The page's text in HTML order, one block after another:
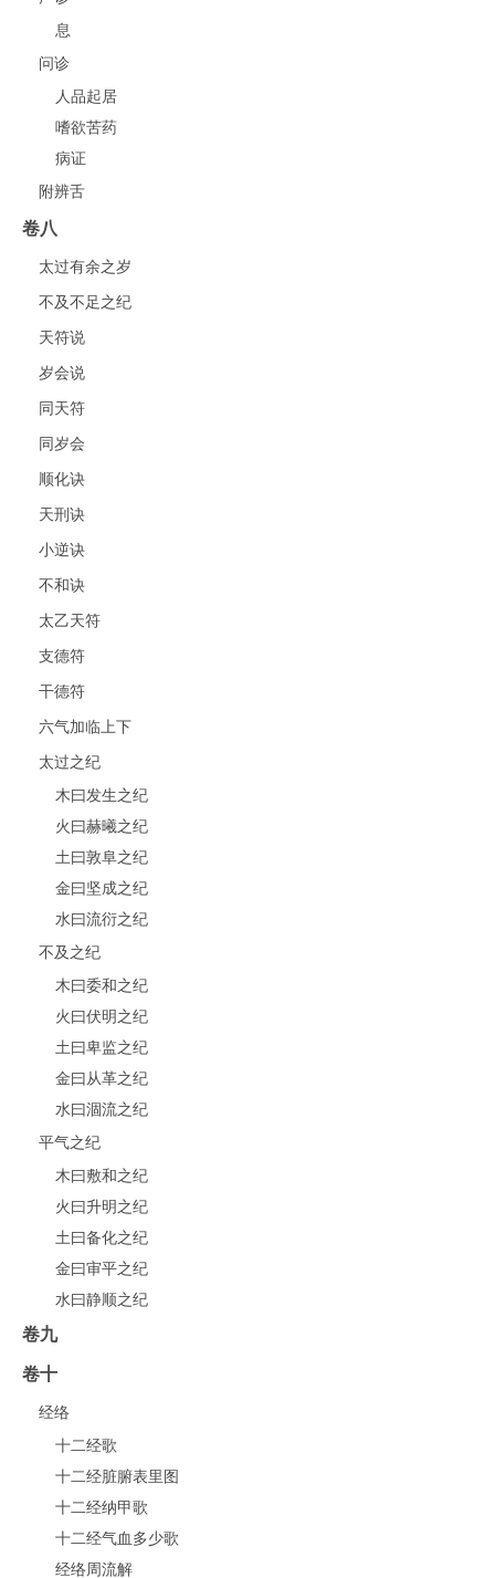
息
问诊
人品起居
嗜欲苦药
病证
附辨舌
卷八
太过有余之岁
不及不足之纪
天符说
岁会说
同天符
同岁会
顺化诀
天刑诀
小逆诀
不和诀
太乙天符
支德符
干德符
六气加临上下
太过之纪
木曰发生之纪
火曰赫曦之纪
土曰敦阜之纪
金曰坚成之纪
水曰流衍之纪
不及之纪
木曰委和之纪
火曰伏明之纪
土曰卑监之纪
金曰从革之纪
水曰涸流之纪
平气之纪
木曰敷和之纪
火曰升明之纪
土曰备化之纪
金曰审平之纪
水曰静顺之纪
卷九
卷十
经络
十二经歌
十二经脏腑表里图
十二经纳甲歌
十二经气血多少歌
经络周流解